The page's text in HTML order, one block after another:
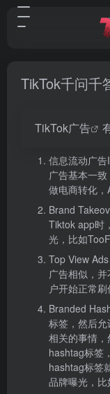
TikTok千问千
TikTok广告
信息流动广
广告基本一
做电商转化，
Brand
Tiktok app时
光，比如
Top View
广告相似，
户开始正常刷
Branded
标签，然后
相关的事情
hashtag标签
hashtag标签
品牌曝光，比